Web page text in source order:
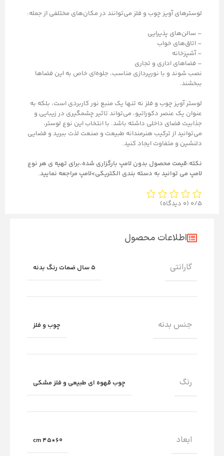
لوسترهای آویز چوب و فلز می‌توانند در مکان‌های مختلفی از جمله:
– سالن‌های پذیرایی
– اتاق‌های خواب
– آشپزخانه
– فضاهای اداری و تجاری
نصب شوند و با نورپردازی مناسب، جلوه‌ای خاص به این فضاها
ببخشند.
لوستر آویز چوب و فلز نه تنها یک منبع نور کاربردی است، بلکه به
عنوان یک عنصر دکوراتیو، می‌تواند تاثیر چشمگیری در زیبایی و
جذابیت فضای داخلی داشته باشد. با انتخاب این نوع لوستر،
می‌توانید از ترکیب هنرمندانه طبیعت و صنعت لذت ببرید و فضایی
دلنشین و متفاوت ایجاد کنید.
نکته:قیمت محصول بدون لامپ بارگزاری شده،برای تهیه ی هر نوع
لامپ می توانید به دسته بندی الکتریکی>لامپ مراجعه نمایید.
0/5 (0 دیدگاه)
اطلاعات محصول
گارانتی 5 سال ضمات رنگ بدنه
جنس بدنه چوب و فلز
رنگ چوب قهوه ای طبیعی و فلز مشکی
ابعاد 60*45 cm